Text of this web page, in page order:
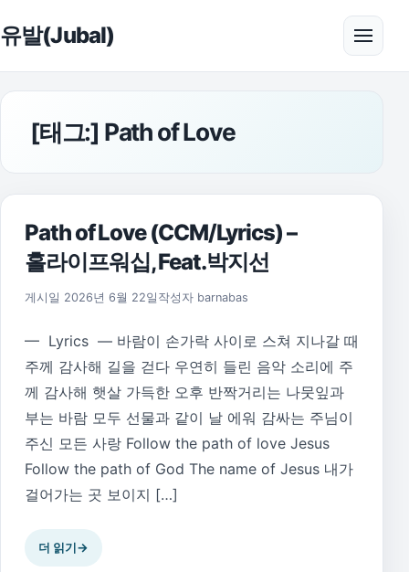
유발(Jubal) 메뉴
[태그:] Path of Love
Path of Love (CCM/Lyrics) –
홀라이프워십, Feat.박지선
게시일 2026년 6월 22일 작성자 barnabas
— Lyrics — 바람이 손가락 사이로 스쳐 지나갈 때
주께 감사해 길을 걷다 우연히 들린 음악 소리에 주
께 감사해 햇살 가득한 오후 반짝거리는 나뭇잎과
부는 바람 모두 선물과 같이 날 에워 감싸는 주님이
주신 모든 사랑 Follow the path of love Jesus
Follow the path of God The name of Jesus 내가
걸어가는 곳 보이지 […]
더 읽기→